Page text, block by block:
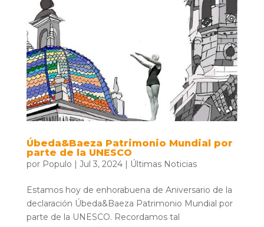
Úbeda&Baeza Patrimonio Mundial por
parte de la UNESCO
por Populo | Jul 3, 2024| Últimas Noticias
Estamos hoy de enhorabuena de Aniversario de la
declaración Úbeda&Baeza Patrimonio Mundial por
parte de la UNESCO. Recordamos tal